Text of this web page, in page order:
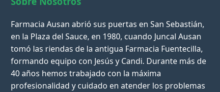
Farmacia Ausan abrió sus puertas en San Sebastián,
en la Plaza del Sauce, en 1980, cuando Juncal Ausan
tomó las riendas de la antigua Farmacia Fuentecilla,
formando equipo con Jesús y Candi. Durante más de
40 años hemos trabajado con la máxima
profesionalidad y cuidado en atender los problemas